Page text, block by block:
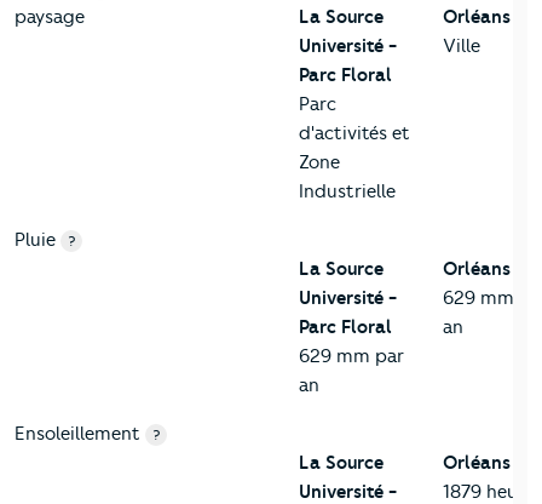
paysage
La Source
Université -
Parc Floral
Parc
d'activités et
Zone
Industrielle
Orléans
Ville
Pluie ?
La Source
Université -
Parc Floral
629 mm par
an
Orléans
629 mm
an
Ensoleillement ?
La Source
Université -
Orléans
1879 heures